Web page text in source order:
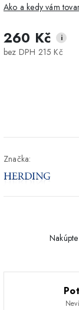
Ako a kedy vám
DPD Home -
na adresu
DPD - Odberné
260 Kč i
bez DPH 215 Kč
Značka: